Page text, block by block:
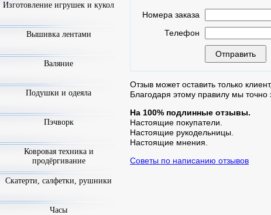
Номера заказа
Телефон
Отзыв может оставить только
Благодаря этому правилу мы
На 100% подлинные отзывы.
Настоящие покупатели.
Настоящие рукодельницы.
Настоящие мнения.
Советы по написанию отзывов
Изготовление игрушек и кукол
Вышивка лентами
Валяние
Подушки и одеяла
Пэчворк
Ковровая техника и
продёргивание
Скатерти, салфетки, рушники
Часы